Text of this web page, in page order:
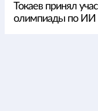
Токаев принял
олимпиады по ИИ